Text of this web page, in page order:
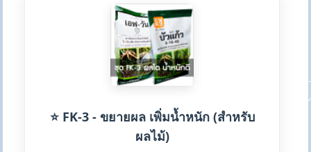
⭐ FK-3 - ขยายผล เพิ่มน้ำหนัก (สำหรับ
ผลไม้)